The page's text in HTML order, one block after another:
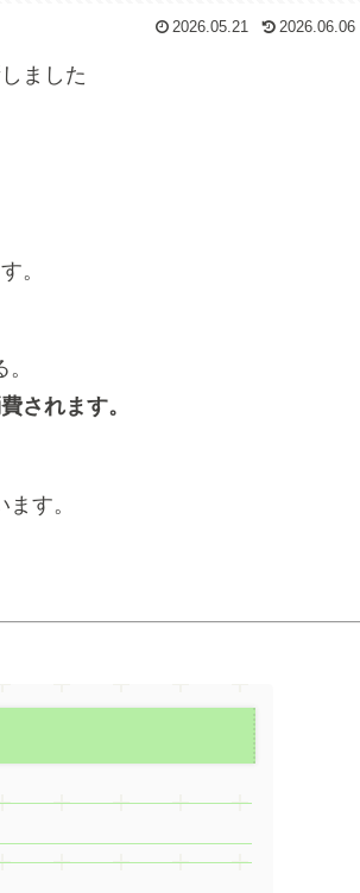
2026.05.21 2026.06.06
ました
。
されます。
す。